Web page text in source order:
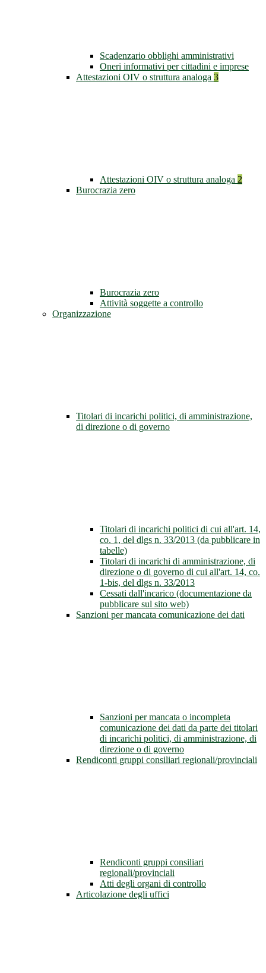
Scadenzario obblighi amministrativi
Oneri informativi per cittadini e imprese
Attestazioni OIV o struttura analoga 3
Attestazioni OIV o struttura analoga 2
Burocrazia zero
Burocrazia zero
Attività soggette a controllo
Organizzazione
Titolari di incarichi politici, di amministrazione,
di direzione o di governo
Titolari di incarichi politici di cui all'art. 14,
co. 1, del dlgs n. 33/2013 (da pubblicare in
tabelle)
Titolari di incarichi di amministrazione, di
direzione o di governo di cui all'art. 14, co.
1-bis, del dlgs n. 33/2013
Cessati dall'incarico (documentazione da
pubblicare sul sito web)
Sanzioni per mancata comunicazione dei dati
Sanzioni per mancata o incompleta
comunicazione dei dati da parte dei titolari
di incarichi politici, di amministrazione, di
direzione o di governo
Rendiconti gruppi consiliari regionali/provinciali
Rendiconti gruppi consiliari
regionali/provinciali
Atti degli organi di controllo
Articolazione degli uffici